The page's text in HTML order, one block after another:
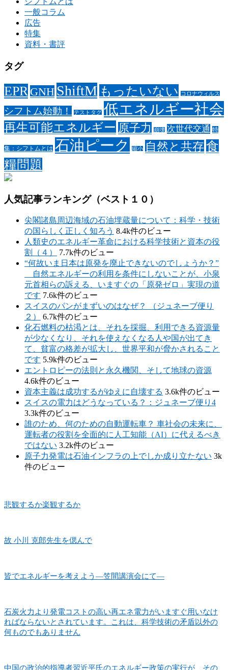
一般コラム
広告
特集
資料・書評
タグ
EPR GNH ShiftM もったいない コロナウィルス
シフトム始動！ テストタグ 低エネルギー社会
再生可能エネルギー 原子力 崩壊 次世代交通 特
集：シフトムとは 石油ピーク 縮小 自然と共存食
糧問題
人気記事ランキング（ベスト１０）
尖閣諸島周辺海域の石油埋蔵量について：科学・技術
の国らしく正しく知ろう 8.4k件のビュー
人類史のエネルギー革命における科学技術と資本の役
割（４）
7.7k件のビュー
“何故いま日本は原発を廃止できないのでしょうか？”
自然エネルギーの利用を条件にしないことが、小泉
元首相らの訴える、いますぐの「原発ゼロ」実現の道
です 7.6k件のビュー
スイスのパンがまずいのはなぜ？ （ジュネーブ便り
２）
6.7k件のビュー
化石燃料の枯渇とは、それを採掘、利用できる資源量
が少なくなり、それを使えなくなる人や国が出てき
て、貧富の格差が拡大し、世界平和が脅かされること
です 5.9k件のビュー
エントロピーの法則と永久機関、そして地球の資源
4.6k件のビュー
資本主義は成功するがゆえに自壊する 3.6k件のビュー
スイスの電力はどうなっている？：ジュネーブ便り4
3.3k件のビュー
誰のため、何のための自動運転車？ 車社会の未来に、
運転者の役割を全面的に人工知能（AI）に代えるべき
ではない 3.2k件のビュー
原子力発電は石油インフラの上でしか成り立たない 3k
件のビュー
悲観するか楽観するか
故 小川 克郎先生を偲んで
皆でエネルギーを考えよう―笠間講演会にて―
石炭火力より発電コストの高い再エネ電力がいますぐ用いなけ
ればならないとされています。これは、科学技術の矛盾以外の
何ものでもありません
中国の政治的指導者習近平氏のエネルギー政策の実行が、その